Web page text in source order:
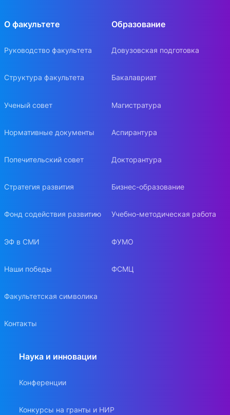
О факультете
Руководство факультета
Структура факультета
Ученый совет
Нормативные документы
Попечительский совет
Стратегия развития
Фонд содействия развитию
ЭФ в СМИ
Наши победы
Факультетская символика
Контакты
Образование
Довузовская подготовка
Бакалавриат
Магистратура
Аспирантура
Докторантура
Бизнес-образование
Учебно-методическая работа
ФУМО
ФСМЦ
Наука и инновации
Конференции
Конкурсы на гранты и НИР